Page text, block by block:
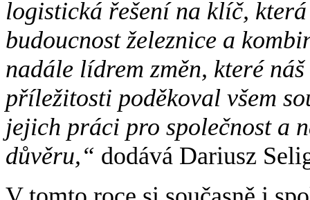
logistická řešení na klíč,
budoucnost železnice a
nadále lídrem změn, které
příležitosti poděkoval všem
jejich práci pro společnost a
důvěru,“ dodává Dariusz